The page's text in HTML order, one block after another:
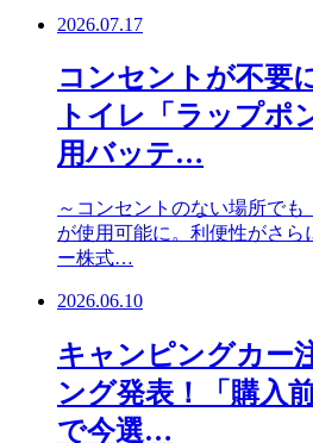
2026.07.17
コンセントが不要
トイレ「ラップポ
用バッテ…
～コンセントのない場所でも
が使用可能に。利便性がさら
ー株式…
2026.06.10
キャンピングカー
ング発表！「購入
で今選…